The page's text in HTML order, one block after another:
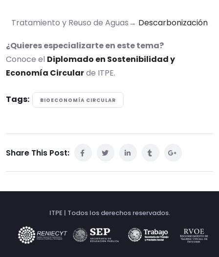
Tratamiento y Reuso de Aguas→ Descarbonización
¿Quieres especializarte en este tema?
Conoce el Diplomado en Sostenibilidad y
Economía Circularde ITPE.
Tags: BIOECONOMÍA CIRCULAR
Share This Post:
ITPE | Todos los derechos reservados.